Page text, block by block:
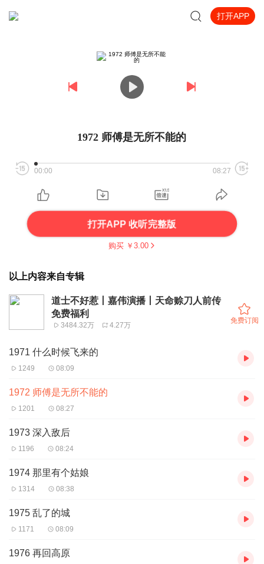
打开APP
1972 师傅是无所不能的
00:00 08:27
打开APP 收听完整版
购买 ￥ 3.00
以上内容来自专辑
道士不好惹丨嘉伟演播丨天命赊刀人前传
免费福利
3484.32万 4.27万
免费订阅
1971 什么时候飞来的
1249 08:09
1972 师傅是无所不能的
1201 08:27
1973 深入敌后
1196 08:24
1974 那里有个姑娘
1314 08:38
1975 乱了的城
1171 08:09
1976 再回高原